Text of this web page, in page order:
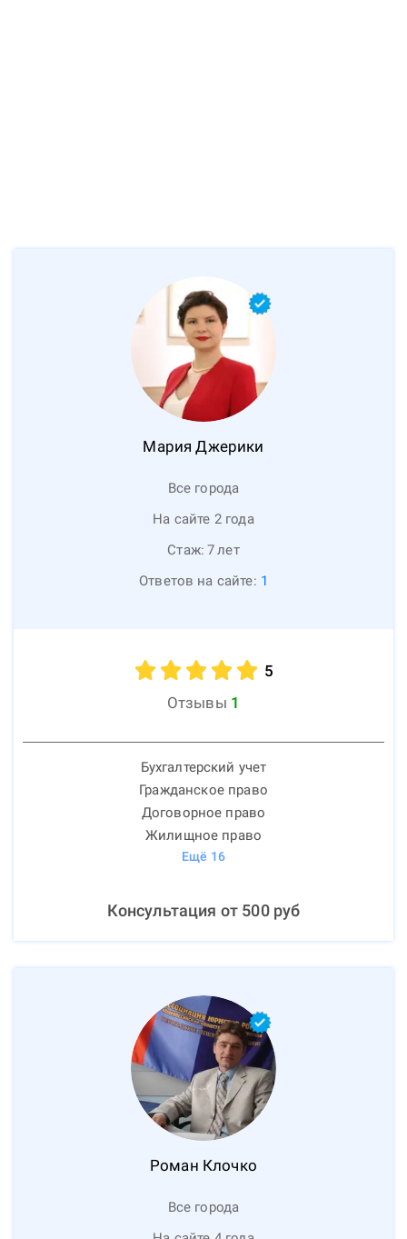
Мария Джерики
Все города
На сайте 2 года
Стаж: 7лет
Ответов на сайте: 1
5
Отзывы 1
Бухгалтерский учет
Гражданское право
Договорное право
Жилищное право
Ещё 16
Консультация от 500руб
Роман Клочко
Все города